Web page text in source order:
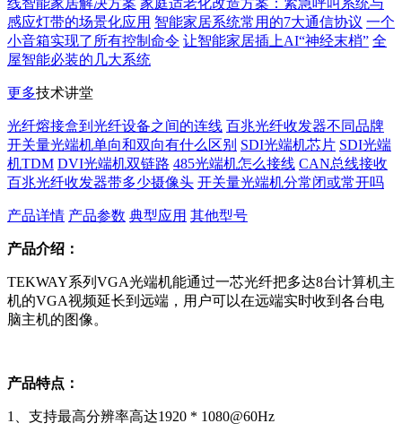
感应灯带的场景化应用 智能家居系统常用的7大通信协议 一个
小音箱实现了所有控制命令 让智能家居插上AI“神经末梢” 全
屋智能必装的几大系统
更多技术讲堂
光纤熔接盒到光纤设备之间的连线 百兆光纤收发器不同品牌
开关量光端机单向和双向有什么区别 SDI光端机芯片 SDI光端
机TDM DVI光端机双链路 485光端机怎么接线 CAN总线接收
百兆光纤收发器带多少摄像头 开关量光端机分常闭或常开吗
产品详情 产品参数 典型应用 其他型号
产品介绍：
TEKWAY系列VGA光端机能通过一芯光纤把多达8台计算机主
机的VGA视频延长到远端，用户可以在远端实时收到各台电
脑主机的图像。
产品特点：
1、支持最高分辨率高达1920 * 1080@60Hz